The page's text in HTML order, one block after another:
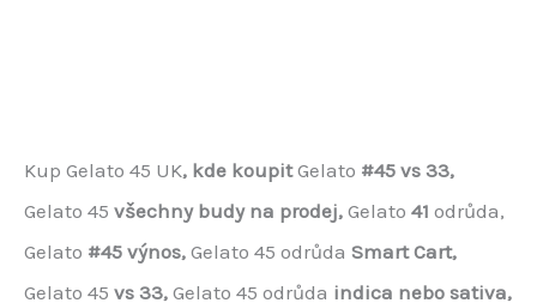
Kup Gelato 45 UK, kde koupitGelato #45 vs 33,
Gelato 45 všechny budy na prodej, Gelato 41 odrůda,
Gelato #45 výnos, Gelato 45 odrůda Smart Cart,
Gelato 45 vs 33, Gelato 45 odrůda indica nebo sativa,